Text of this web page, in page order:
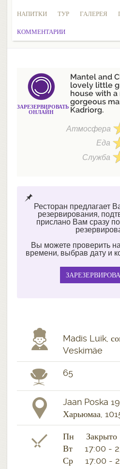
НАПИТКИ ТУР ГАЛЕРЕЯ
КОММЕНТАРИИ
ЗАРЕЗЕРВИРОВАТЬ
ОНЛАЙН
Mantel and
lovely little
house with
gorgeous
Kadriorg.
Атмосфера
Еда
Служба
Ресторан предлагает
резервирования,
прислано Вам сразу
Вы можете проверить
времени, выбрав дату и
Madis Luik,
Veskimäe
65
Jaan Poska
Харьюмаа,
Пн Закрыто
Вт 17:00 -
Ср 17:00 -